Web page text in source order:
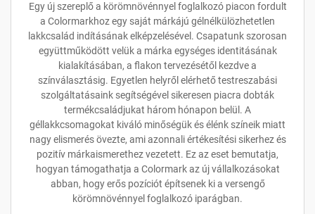
Egy új szereplő a körömnövénnyel foglalkozó piacon fordult
a Colormarkhoz egy saját márkájú gélnélkülözhetetlen
lakkcsalád indításának elképzelésével. Csapatunk szorosan
együttműködött velük a márka egységes identitásának
kialakításában, a flakon tervezésétől kezdve a
színválasztásig. Egyetlen helyről elérhető testreszabási
szolgáltatásaink segítségével sikeresen piacra dobták
termékcsaládjukat három hónapon belül. A
géllakkcsomagokat kiváló minőségük és élénk színeik miatt
nagy elismerés övezte, ami azonnali értékesítési sikerhez és
pozitív márkaismerethez vezetett. Ez az eset bemutatja,
hogyan támogathatja a Colormark az új vállalkozásokat
abban, hogy erős pozíciót építsenek ki a versengő
körömnövénnyel foglalkozó iparágban.